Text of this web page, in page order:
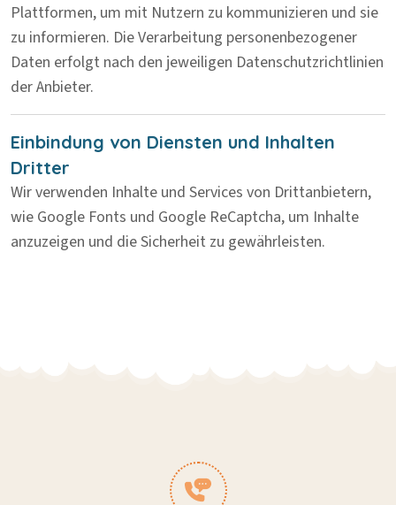
Plattformen, um mit Nutzern zu kommunizieren und sie
zu informieren. Die Verarbeitung personenbezogener
Daten erfolgt nach den jeweiligen Datenschutzrichtlinien
der Anbieter.
Einbindung von Diensten und Inhalten
Dritter
Wir verwenden Inhalte und Services von Drittanbietern,
wie Google Fonts und Google ReCaptcha, um Inhalte
anzuzeigen und die Sicherheit zu gewährleisten.